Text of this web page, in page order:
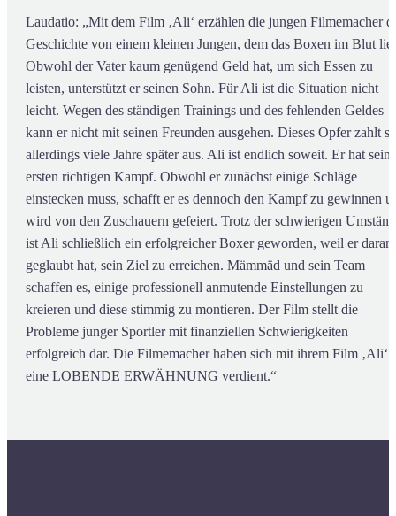
Laudatio: „Mit dem Film ‚Ali‘ erzählen die jungen Filmemacher
Geschichte von einem kleinen Jungen, dem das Boxen im Blut
Obwohl der Vater kaum genügend Geld hat, um sich Essen zu
leisten, unterstützt er seinen Sohn. Für Ali ist die Situation nicht
leicht. Wegen des ständigen Trainings und des fehlenden Geldes
kann er nicht mit seinen Freunden ausgehen. Dieses Opfer zahlt
allerdings viele Jahre später aus. Ali ist endlich soweit. Er hat
ersten richtigen Kampf. Obwohl er zunächst einige Schläge
einstecken muss, schafft er es dennoch den Kampf zu gewinnen
wird von den Zuschauern gefeiert. Trotz der schwierigen
ist Ali schließlich ein erfolgreicher Boxer geworden, weil er daran
geglaubt hat, sein Ziel zu erreichen. Mämmäd und sein Team
schaffen es, einige professionell anmutende Einstellungen zu
kreieren und diese stimmig zu montieren. Der Film stellt die
Probleme junger Sportler mit finanziellen Schwierigkeiten
erfolgreich dar. Die Filmemacher haben sich mit ihrem Film ‚Ali‘
eine LOBENDE ERWÄHNUNG verdient.“